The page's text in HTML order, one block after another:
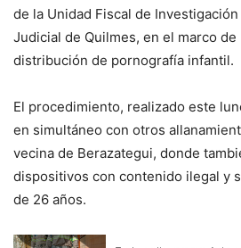
de la Unidad Fiscal de
Judicial de Quilmes, en el marco
distribución de pornografía infantil.
El procedimiento, realizado este
en simultáneo con otros
vecina de Berazategui, donde
dispositivos con contenido ilegal y
de 26 años.